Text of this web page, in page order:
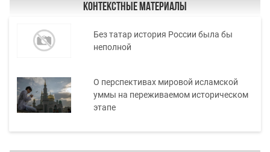
Контекстные материалы
Без татар история России была бы
неполной
О перспективах мировой исламской
уммы на переживаемом историческом
этапе